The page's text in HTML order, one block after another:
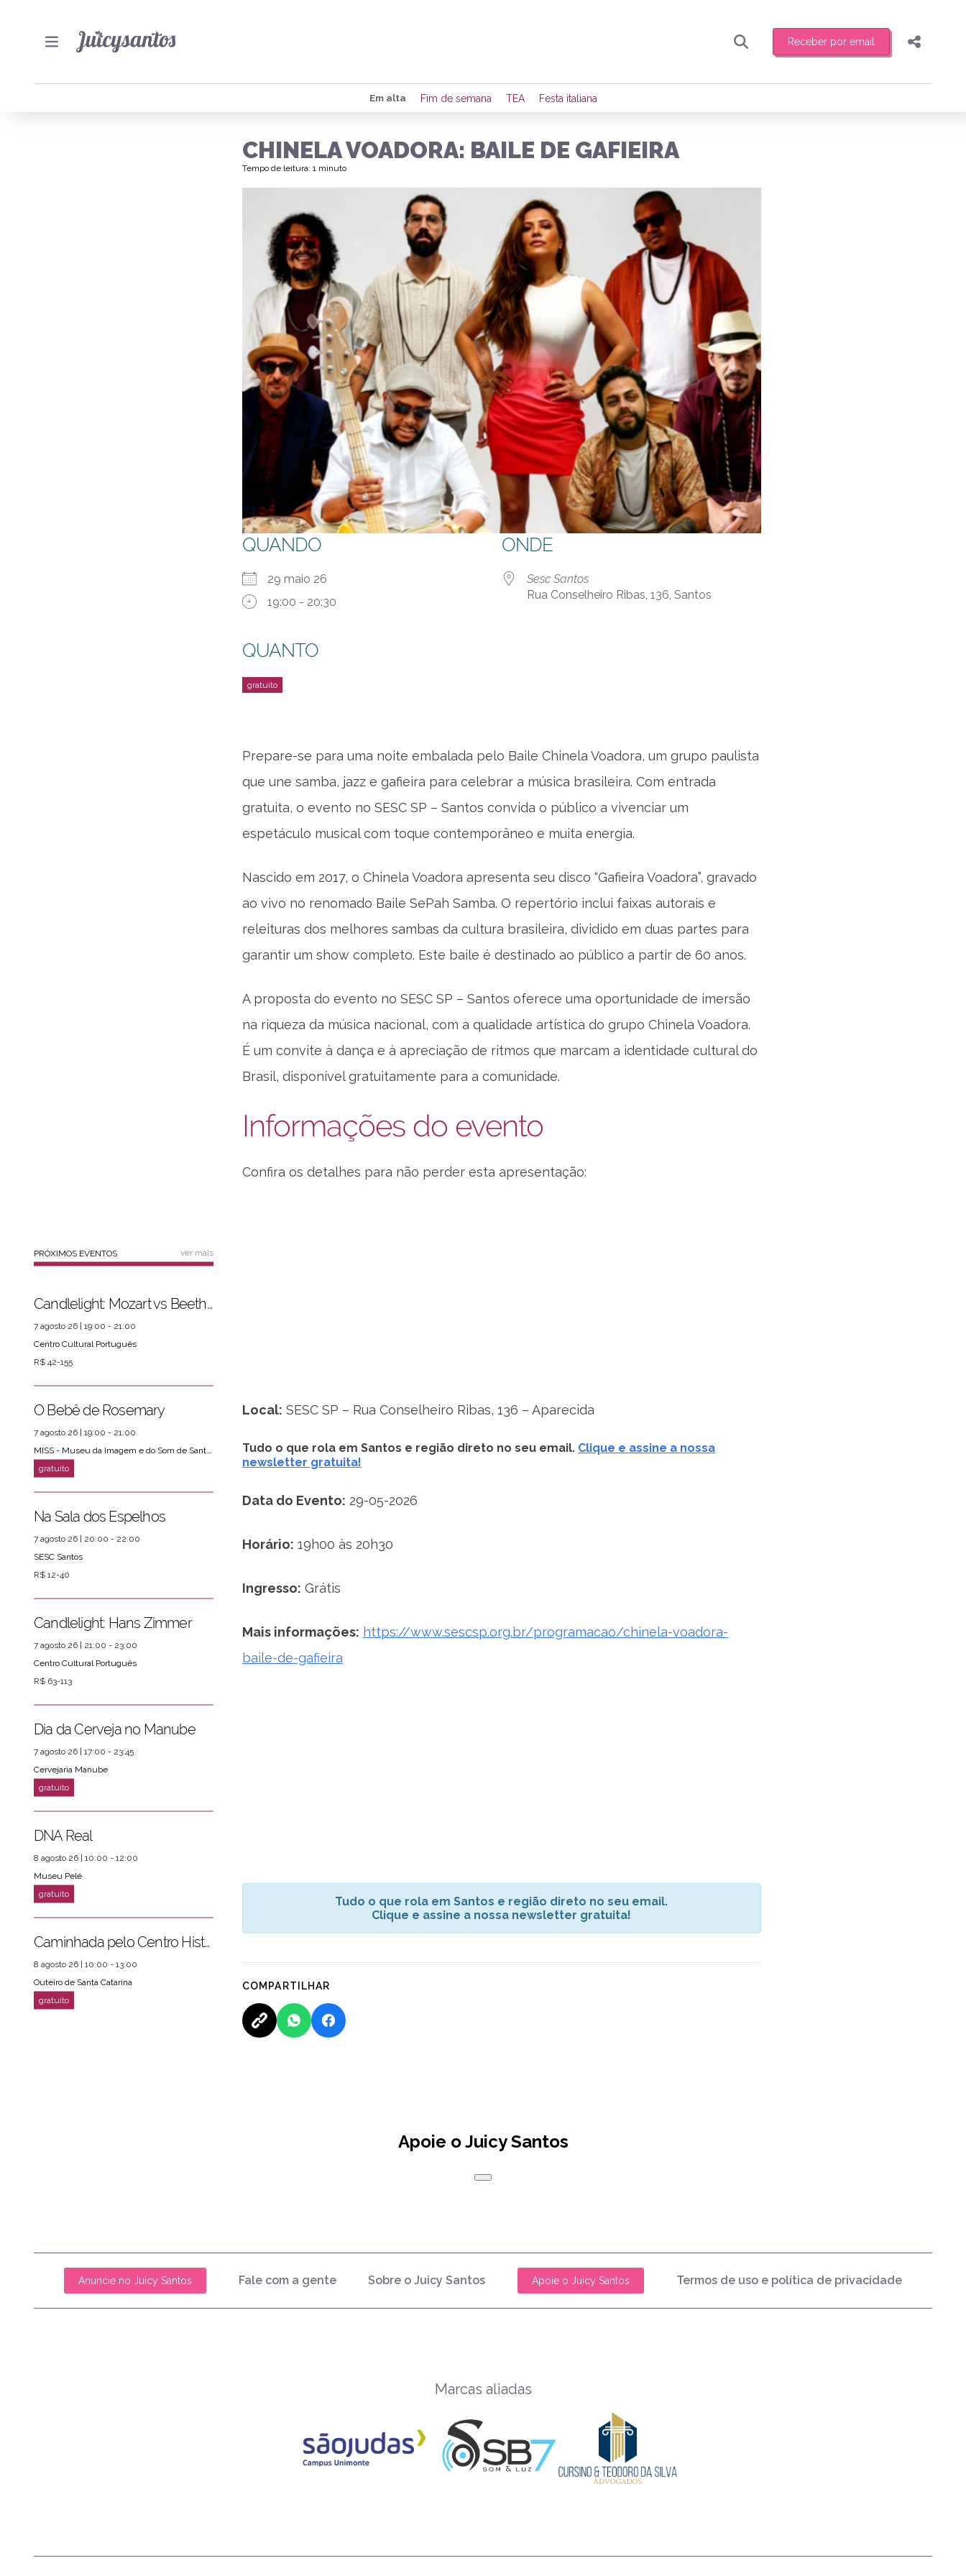
Receber por email
Preencha seus dados para receber toda sexta-feira de manhã o resumo
de eventos e notícias da região.
Quero receber novidades
Compartilhar
Em alta Fim de semana TEA Festa italiana
CHINELA VOADORA: BAILE DE GAFIEIRA
Tempo de leitura: 1 minuto
QUANDO
29 maio 26
19:00 - 20:30
ONDE
Sesc Santos
Rua Conselheiro Ribas, 136, Santos
QUANTO
Prepare-se para uma noite embalada pelo Baile Chinela Voadora, um grupo paulista
que une samba, jazz e gafieira para celebrar a música brasileira. Com entrada
gratuita, o evento no SESC SP – Santos convida o público a vivenciar um
espetáculo musical com toque contemporâneo e muita energia.
Nascido em 2017, o Chinela Voadora apresenta seu disco “Gafieira Voadora”, gravado
ao vivo no renomado Baile SePah Samba. O repertório inclui faixas autorais e
releituras dos melhores sambas da cultura brasileira, dividido em duas partes para
garantir um show completo. Este baile é destinado ao público a partir de 60 anos.
A proposta do evento no SESC SP – Santos oferece uma oportunidade de imersão
na riqueza da música nacional, com a qualidade artística do grupo Chinela Voadora.
É um convite à dança e à apreciação de ritmos que marcam a identidade cultural do
Brasil, disponível gratuitamente para a comunidade.
Informações do evento
Confira os detalhes para não perder esta apresentação:
Local: SESC SP – Rua Conselheiro Ribas, 136 – Aparecida
Tudo o que rola em Santos e região direto no seu email. Clique e assine a nossa
newsletter gratuita!
Data do Evento: 29-05-2026
Horário: 19h00 às 20h30
Ingresso: Grátis
Mais informações: https://www.sescsp.org.br/programacao/chinela-voadora-
baile-de-gafieira
Tudo o que rola em Santos e região direto no seu email.
Clique e assine a nossa newsletter gratuita!
COMPARTILHAR
PRÓXIMOS EVENTOS ver mais
Candlelight: Mozart vs Beethoven
7 agosto 26 | 19:00 - 21:00
Centro Cultural Português
R$ 42-155
O Bebê de Rosemary
7 agosto 26 | 19:00 - 21:00
Na Sala dos Espelhos
7 agosto 26 | 20:00 - 22:00
SESC Santos
R$ 12-40
Candlelight: Hans Zimmer
7 agosto 26 | 21:00 - 23:00
Centro Cultural Português
R$ 63-113
Dia da Cerveja no Manube
7 agosto 26 | 17:00 - 23:45
Cervejaria Manube
DNA Real
8 agosto 26 | 10:00 - 12:00
Museu Pelé
Caminhada pelo Centro Histórico
8 agosto 26 | 10:00 - 13:00
Outeiro de Santa Catarina
Apoie o Juicy Santos
Anuncie no Juicy Santos Fale com a gente Sobre o Juicy Santos Apoie o Juicy Santos Termos de uso e política de privacidade
Marcas aliadas